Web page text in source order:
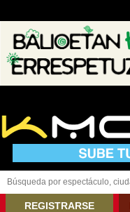
REGISTRARSE